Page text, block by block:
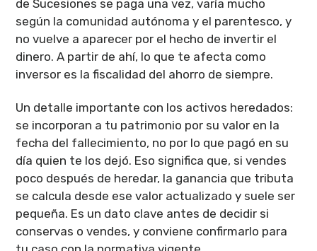
de Sucesiones se paga una vez, varía mucho
según la comunidad autónoma y el parentesco, y
no vuelve a aparecer por el hecho de invertir el
dinero. A partir de ahí, lo que te afecta como
inversor es la fiscalidad del ahorro de siempre.
Un detalle importante con los activos heredados:
se incorporan a tu patrimonio por su valor en la
fecha del fallecimiento, no por lo que pagó en su
día quien te los dejó. Eso significa que, si vendes
poco después de heredar, la ganancia que tributa
se calcula desde ese valor actualizado y suele ser
pequeña. Es un dato clave antes de decidir si
conservas o vendes, y conviene confirmarlo para